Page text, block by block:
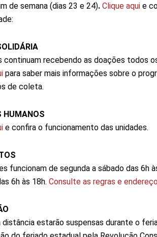
de semana (dias 23 e 24). Clique aquie
continuam recebendo as doações todos
para saber mais informações sobre o
de coleta.
HUMANOS
e confira o funcionamento das unidades.
funcionam de segunda a sábado das 6h
6h às 18h. Consulte as regras e
distância estarão suspensas durante o